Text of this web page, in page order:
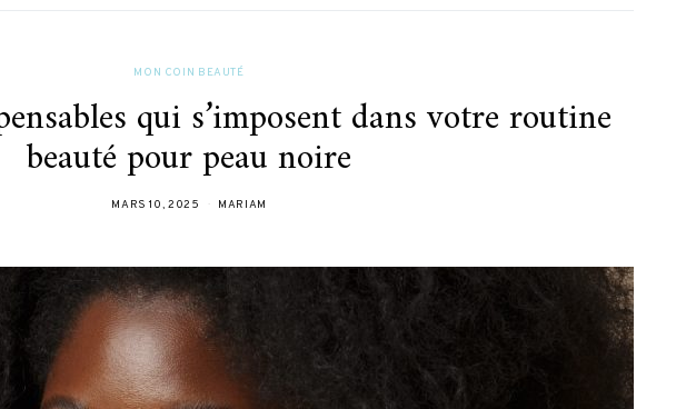
MON COIN BEAUTÉ
qui s’imposent dans votre routine
beauté pour peau noire
MARS 10, 2025 MARIAM